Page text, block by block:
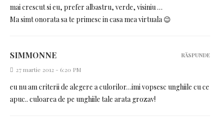
mai crescut si eu, prefer albastru, verde, visiniu …
Ma simt onorata sa te primesc in casa mea virtuala 😉
SIMMONNE
27 martie 2012 - 6:20 PM
eu nu am criterii de alegere a culorilor…imi vopsesc unghiile cu ce
apuc.. culoarea de pe unghiile tale arata grozav!
RĂSPUNDE